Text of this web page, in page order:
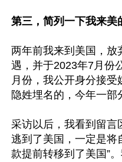
第三，简列一下我来美
两年前我来到美国，放
遇，并于2023年7月份
月份，我公开身分接
隐姓埋名的，今年一部
采访以后，我看到留言
逃到了美国，一定是将
款提前转移到了美国”